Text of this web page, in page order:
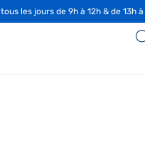
les jours de 9h à 12h & de 13h à